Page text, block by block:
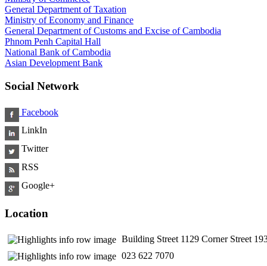
General Department of Taxation
Ministry of Economy and Finance
General Department of Customs and Excise of Cambodia
Phnom Penh Capital Hall
National Bank of Cambodia
Asian Development Bank
Social Network
Facebook
LinkIn
Twitter
RSS
Google+
Location
Building Street 1129 Corner Street
​ 023 622 7070